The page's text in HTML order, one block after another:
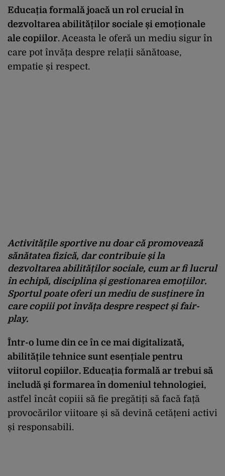
Educația formală joacă un rol crucial în
dezvoltarea abilităților sociale și emoționale
ale copiilor. Aceasta le oferă un mediu sigur în
care pot învăța despre relații sănătoase,
empatie și respect.
Activitățile sportive nu doar că promovează
sănătatea fizică, dar contribuie și la
dezvoltarea abilităților sociale, cum ar fi lucrul
în echipă, disciplina și gestionarea emoțiilor.
Sportul poate oferi un mediu de susținere în
care copiii pot învăța despre respect și fair-
play.
Într-o lume din ce în ce mai digitalizată,
abilitățile tehnice sunt esențiale pentru
viitorul copiilor. Educația formală ar trebui să
includă și formarea în domeniul tehnologiei,
astfel încât copiii să fie pregătiți să facă față
provocărilor viitoare și să devină cetățeni activi
și responsabili.